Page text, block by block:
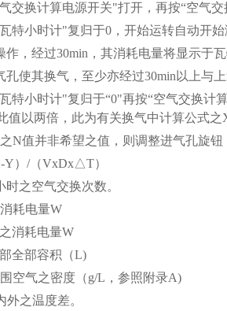
交换计算电源开关"打开，再按“空气
特小时计"复归于0，开始运转自动开始
作，经过30min，其消耗电量将显示于
孔使其换气，至少亦经过30min以上与上
特小时计"复归于“0"再按“空气交换计
值以两倍，此为有关换气中计算公式
N值并非希望之值，则调整进气孔旋
Y）/（VxDx△T）
时之空气交换次数。
耗电量W
消耗电量W
全部容积（L)
空气之密度（g/L，参照附录A)
外之温度差。